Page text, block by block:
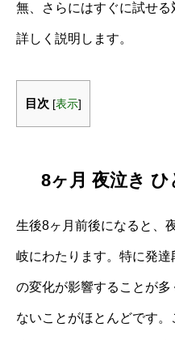
無、さらにはすぐに試せ
詳しく説明します。
目次 [表示]
8ヶ月 夜泣き
生後8ヶ月前後になると、
岐にわたります。特に発
の変化が影響することが
ないことがほとんどです